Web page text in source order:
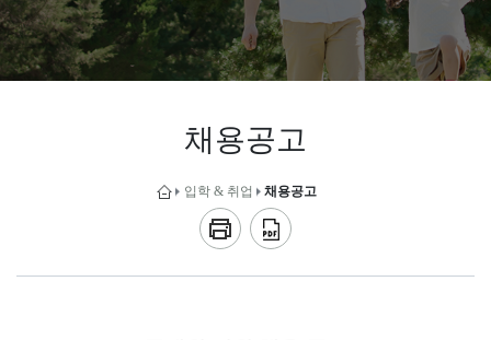
채용공고
입학 & 취업 채용공고